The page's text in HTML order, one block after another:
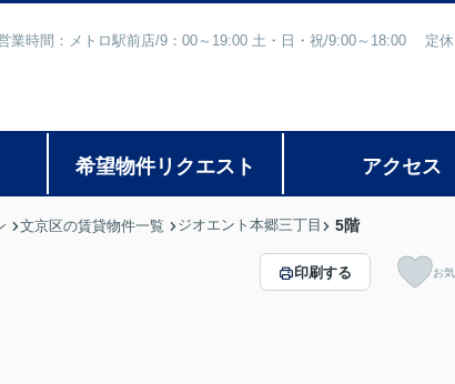
業時間：メトロ駅前店/9：00～19:00 土・日・祝/9:00～18:00 定
希望物件リクエスト アクセス
文京区の賃貸物件一覧 ジオエント本郷三丁目 5階
印刷する お